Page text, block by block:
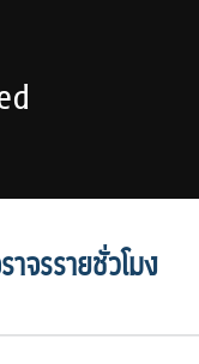
จรรายชั่วโมง